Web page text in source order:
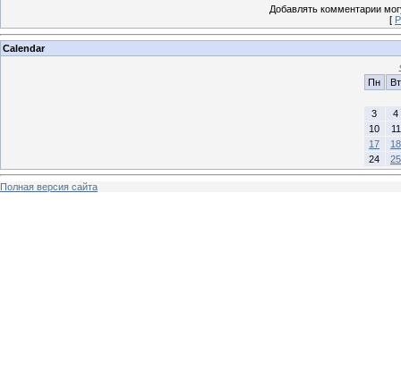
Добавлять комментарии
[
Calendar
Пн
Вт
3
4
10
11
17
18
24
25
Полная версия сайта